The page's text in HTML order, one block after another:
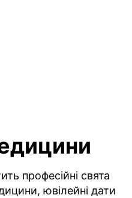
професійні свята
ювілейні дати